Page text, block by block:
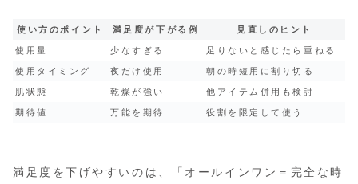
使い方のポイント 満足度が下がる例 見直しのヒント
使用量 少なすぎる 足りないと感じたら重ねる
使用タイミング 夜だけ使用 朝の時短用に割り切る
肌状態 乾燥が強い 他アイテム併用も検討
期待値 万能を期待 役割を限定して使う
満足度を下げやすいのは、「オールインワン＝完全な時